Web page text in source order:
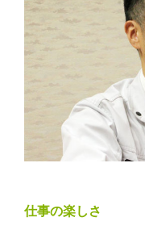
仕事の楽しさ